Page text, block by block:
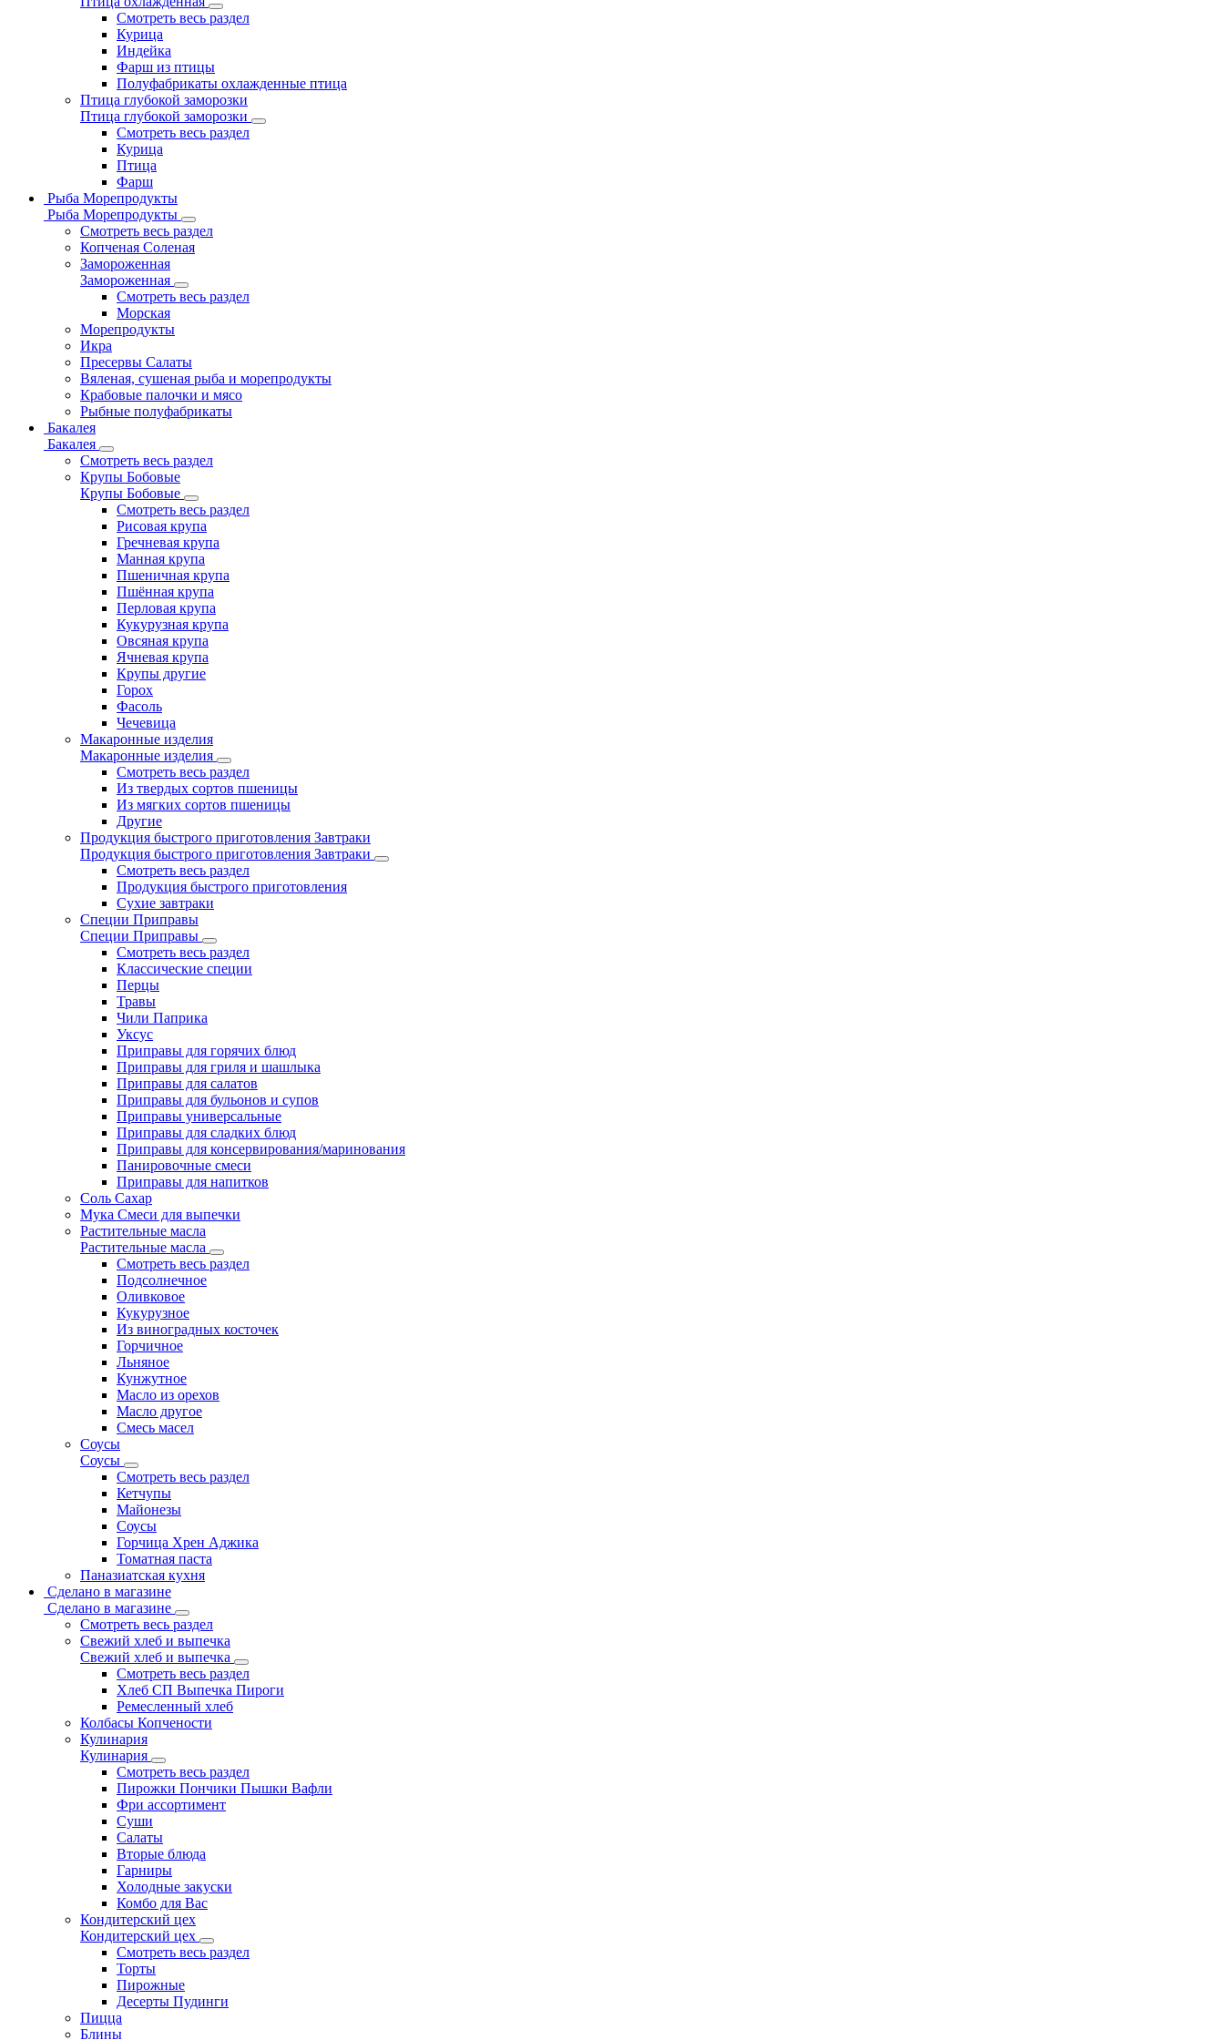
Смотреть весь раздел
Курица
Индейка
Фарш из птицы
Полуфабрикаты охлажденные птица
Птица глубокой заморозки
Птица глубокой заморозки
Смотреть весь раздел
Курица
Птица
Фарш
Рыба Морепродукты
Рыба Морепродукты
Смотреть весь раздел
Копченая Соленая
Замороженная
Замороженная
Смотреть весь раздел
Морская
Морепродукты
Икра
Пресервы Салаты
Вяленая, сушеная рыба и морепродукты
Крабовые палочки и мясо
Рыбные полуфабрикаты
Бакалея
Бакалея
Смотреть весь раздел
Крупы Бобовые
Крупы Бобовые
Смотреть весь раздел
Рисовая крупа
Гречневая крупа
Манная крупа
Пшеничная крупа
Пшённая крупа
Перловая крупа
Кукурузная крупа
Овсяная крупа
Ячневая крупа
Крупы другие
Горох
Фасоль
Чечевица
Макаронные изделия
Макаронные изделия
Смотреть весь раздел
Из твердых сортов пшеницы
Из мягких сортов пшеницы
Другие
Продукция быстрого приготовления Завтраки
Продукция быстрого приготовления Завтраки
Смотреть весь раздел
Продукция быстрого приготовления
Сухие завтраки
Специи Приправы
Специи Приправы
Смотреть весь раздел
Классические специи
Перцы
Травы
Чили Паприка
Уксус
Приправы для горячих блюд
Приправы для гриля и шашлыка
Приправы для салатов
Приправы для бульонов и супов
Приправы универсальные
Приправы для сладких блюд
Приправы для консервирования/маринования
Панировочные смеси
Приправы для напитков
Соль Сахар
Мука Смеси для выпечки
Растительные масла
Растительные масла
Смотреть весь раздел
Подсолнечное
Оливковое
Кукурузное
Из виноградных косточек
Горчичное
Льняное
Кунжутное
Масло из орехов
Масло другое
Смесь масел
Соусы
Соусы
Смотреть весь раздел
Кетчупы
Майонезы
Соусы
Горчица Хрен Аджика
Томатная паста
Паназиатская кухня
Сделано в магазине
Сделано в магазине
Смотреть весь раздел
Свежий хлеб и выпечка
Свежий хлеб и выпечка
Смотреть весь раздел
Хлеб СП Выпечка Пироги
Ремесленный хлеб
Колбасы Копчености
Кулинария
Кулинария
Смотреть весь раздел
Пирожки Пончики Пышки Вафли
Фри ассортимент
Суши
Салаты
Вторые блюда
Гарниры
Холодные закуски
Комбо для Вас
Кондитерский цех
Кондитерский цех
Смотреть весь раздел
Торты
Пирожные
Десерты Пудинги
Пицца
Блины